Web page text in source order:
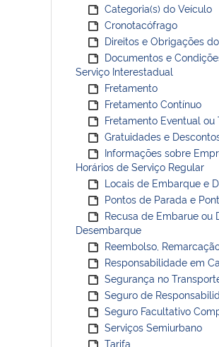
Categoria(s) do Veículo
Cronotacófrago
Direitos e Obrigações
Documentos e
Serviço Interestadual
Fretamento
Fretamento Contínuo
Fretamento Eventual ou
Gratuidades e
Informações sobre
Horários de Serviço Regular
Locais de Embarque e
Pontos de Parada e
Recusa de Embarue ou
Desembarque
Reembolso,
Responsabilidade em
Segurança no
Seguro de
Seguro Facultativo
Serviços Semiurbano
Tarifa